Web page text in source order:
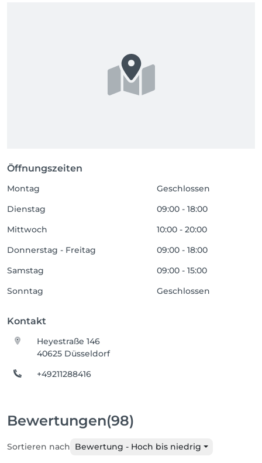
Öffnungszeiten
Montag
Geschlossen
Dienstag
09:00 - 18:00
Mittwoch
10:00 - 20:00
Donnerstag - Freitag
09:00 - 18:00
Samstag
09:00 - 15:00
Sonntag
Geschlossen
Kontakt
Heyestraße 146
40625 Düsseldorf
+49211288416
Bewertungen(98)
Sortieren nach Bewertung - Hoch bis niedrig